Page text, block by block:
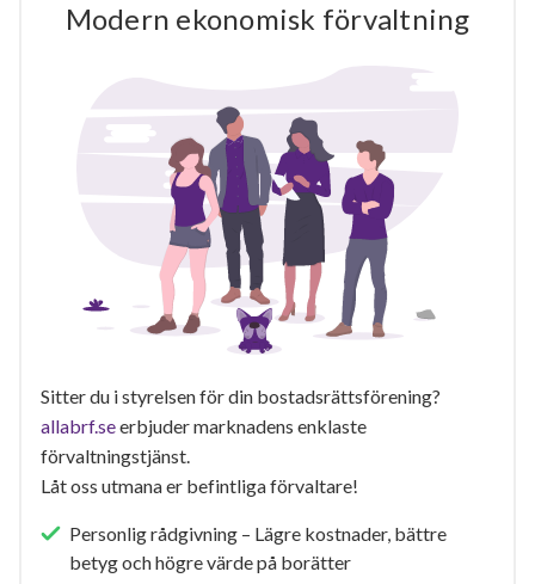
Modern ekonomisk förvaltning
Sitter du i styrelsen för din bostadsrättsförening?
allabrf.seerbjuder marknadens enklaste
förvaltningstjänst.
Låt oss utmana er befintliga förvaltare!
Personlig rådgivning – Lägre kostnader, bättre
betyg och högre värde på borätter